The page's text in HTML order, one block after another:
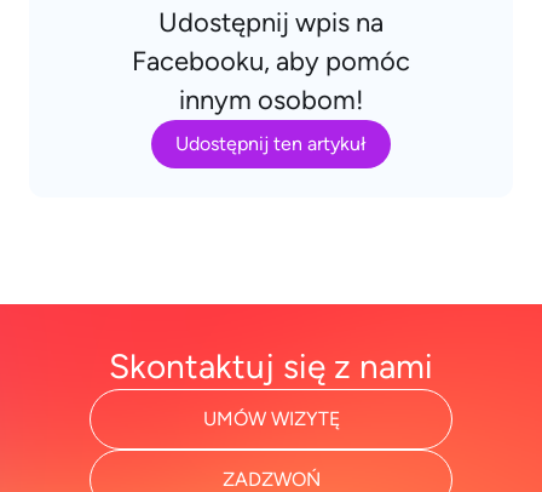
Udostępnij wpis na
Facebooku, aby pomóc
innym osobom!
Udostępnij ten artykuł
Skontaktuj się z nami
UMÓW WIZYTĘ
ZADZWOŃ